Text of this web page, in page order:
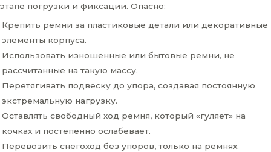
этапе погрузки и фиксации. Опасно:
Крепить ремни за пластиковые детали или декоративные
элементы корпуса.
Использовать изношенные или бытовые ремни, не
рассчитанные на такую массу.
Перетягивать подвеску до упора, создавая постоянную
экстремальную нагрузку.
Оставлять свободный ход ремня, который «гуляет» на
кочках и постепенно ослабевает.
Перевозить снегоход без упоров, только на ремнях.